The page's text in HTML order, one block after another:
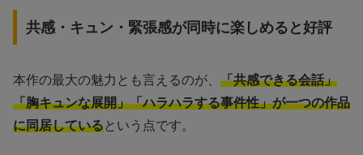
共感・キュン・緊張感が同時に楽しめると好評
本作の最大の魅力とも言えるのが、 「共感できる会話」
「胸キュンな展開」「ハラハラする事件性」が一つの作品
に同居しているという点です。